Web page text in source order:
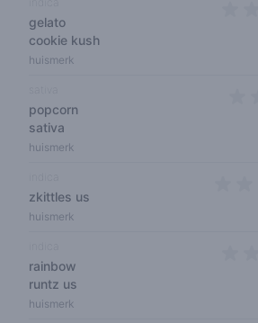
gelato
cookie kush
huismerk
popcorn
sativa
huismerk
zkittles us
huismerk
rainbow
runtz us
huismerk